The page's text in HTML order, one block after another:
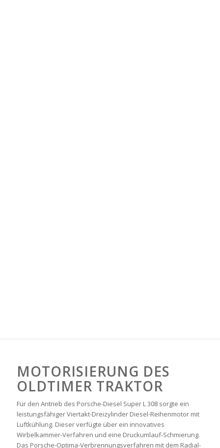
MOTORISIERUNG DES
OLDTIMER TRAKTOR
Für den Antrieb des Porsche-Diesel Super L 308 sorgte ein
leistungsfähiger Viertakt-Dreizylinder Diesel-Reihenmotor mit
Luftkühlung. Dieser verfügte über ein innovatives
Wirbelkammer-Verfahren und eine Druckumlauf-Schmierung.
Das Porsche-Optima-Verbrennungsverfahren mit dem Radial-